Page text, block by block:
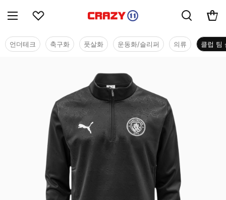
언더테크 축구화 풋살화 운동화/슬리퍼 의류 클럽 팀